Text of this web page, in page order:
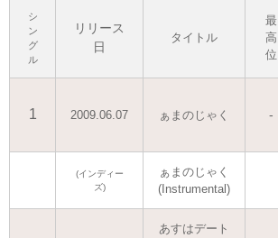
シ
ン
グ
ル
リリース
日
タイトル
最
高
位
1 2009.06.07 ぁまのじゃく -
(インディー
ズ)
ぁまのじゃく
(Instrumental)
あすはデート